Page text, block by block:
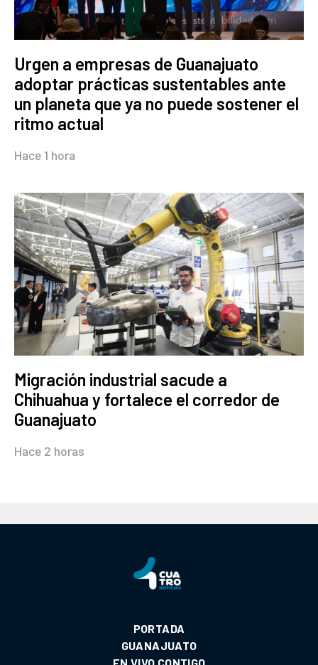
Urgen a empresas de Guanajuato
adoptar prácticas sustentables ante
un planeta que ya no puede sostener el
ritmo actual
Hace 1 hora
Migración industrial sacude a
Chihuahua y fortalece el corredor de
Guanajuato
Hace 2 horas
PORTADA
GUANAJUATO